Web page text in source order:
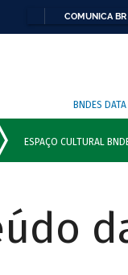
COMUNICA BR
BNDES DATA